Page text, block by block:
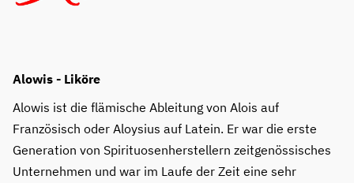
Alowis - Liköre
Alowis ist die flämische Ableitung von Alois auf
Französisch oder Aloysius auf Latein. Er war die erste
Generation von Spirituosenherstellern zeitgenössisches
Unternehmen und war im Laufe der Zeit eine sehr